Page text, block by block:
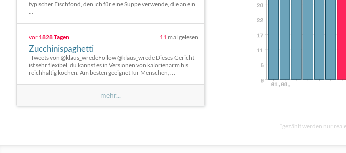
typischer Fischfond, den ich für eine Suppe verwende, die an ein
...
vor 1828 Tagen 11 mal gelesen
Zucchinispaghetti
Tweets von @klaus_wredeFollow @klaus_wrede Dieses Gericht
ist sehr flexibel, du kannst es in Versionen von kalorienarm bis
reichhaltig kochen. Am besten geeignet für Menschen, ...
mehr...
*gezählt werden nur